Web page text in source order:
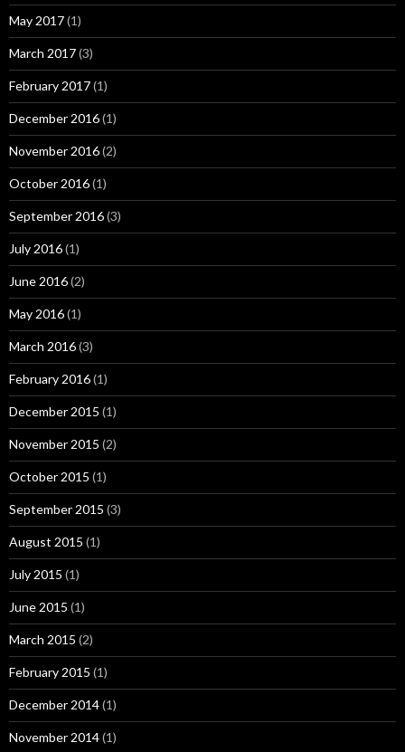
May 2017(1)
March 2017(3)
February 2017(1)
December 2016(1)
November 2016(2)
October 2016(1)
September 2016(3)
July 2016(1)
June 2016(2)
May 2016(1)
March 2016(3)
February 2016(1)
December 2015 (1)
November 2015 (2)
October 2015 (1)
September 2015 (3)
August 2015 (1)
July 2015 (1)
June 2015 (1)
March 2015 (2)
February 2015 (1)
December 2014(1)
November 2014(1)